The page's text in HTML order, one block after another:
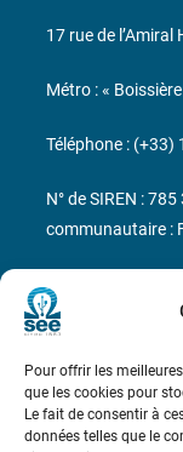
Pour offrir les
que les cookies pour
Le fait de consentir à
données telles que le
Bicentenaire
Marie
Conditions
17 rue de l’Amiral
Métro : «
Téléphone : (+33)
N° de SIREN :
communautaire :